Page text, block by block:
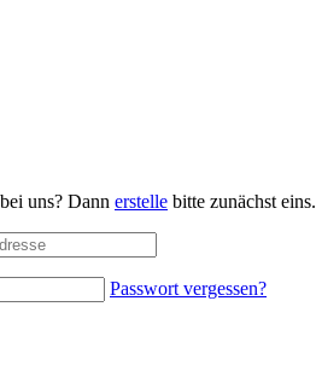
uns? Dann erstelle bitte zunächst eins.
Passwort vergessen?